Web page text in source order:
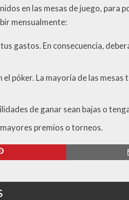
en las mesas de juego, para
mensualmente:
gastos. En consecuencia,
póker. La mayoría de las mesas
de ganar sean bajas o
premios o torneos.